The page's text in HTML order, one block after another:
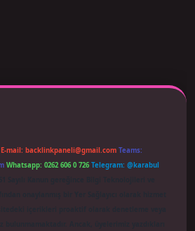
E-mail: backlinkpaneli@gmail.com Teams:
Whatsapp: 0262 606 0 726 Telegram: @karabul